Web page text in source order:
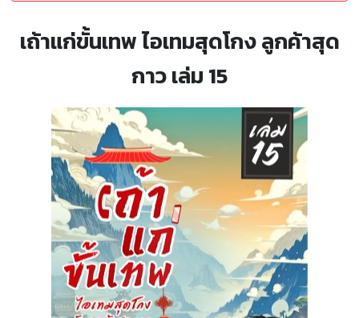
เถ้าแก่ขั้นเทพ ไอเทมสุดโกง ลูกค้าสุด
กาว เล่ม 15